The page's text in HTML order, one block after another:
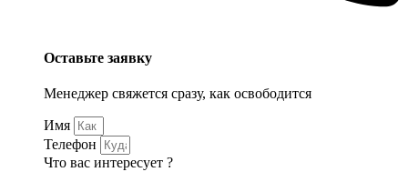
Оставьте заявку
Менеджер свяжется сразу, как освободится
Имя
Телефон
Что вас интересует ?